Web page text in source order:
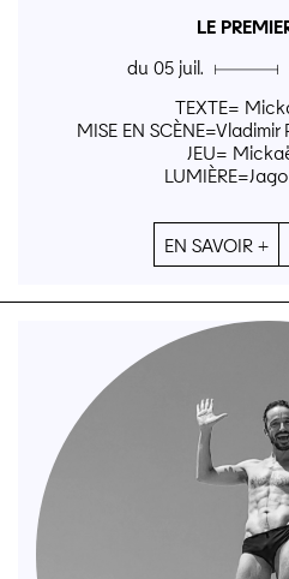
LE
du 05 juil. ▄ au
TEXTE=
MISE EN
JEU=
EN SAVOIR +